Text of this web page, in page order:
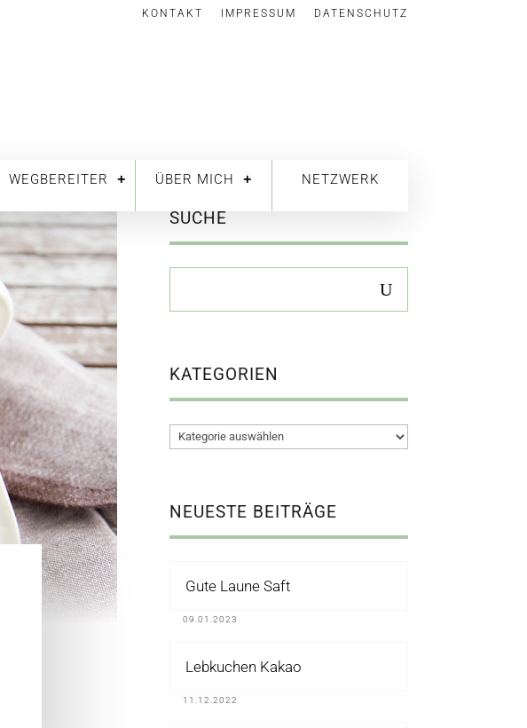
KONTAKT IMPRESSUM DATENSCHUTZ
WEGBEREITER ÜBER MICH NETZWERK
SUCHE
KATEGORIEN
Kategorien
NEUESTE BEITRÄGE
Gute Laune Saft
09.01.2023
Lebkuchen Kakao
11.12.2022